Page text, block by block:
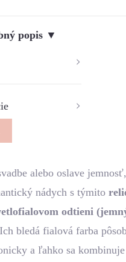
popis ▼
alebo oslave jemnosť,
nádych s týmito
odtieni
bledá fialová farba
a ľahko sa